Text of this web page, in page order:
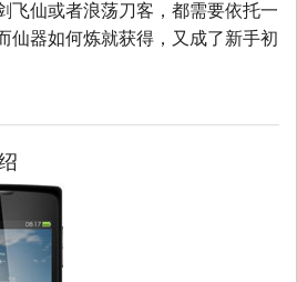
飞仙或者浪荡刀客，都需要依托一
仙器如何炼就获得，又成了新手初